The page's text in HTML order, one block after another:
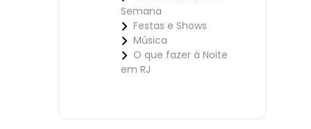
Semana
Festas e Shows
Música
O que fazer à Noite
em RJ